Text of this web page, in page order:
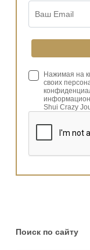
Нажимая на
своих
Shui Crazy
Поиск по сайту